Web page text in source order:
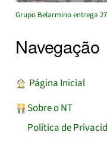
Grupo Belarmino entrega
Navegação
︎ Página Inicial
Sobre o NT
Política de